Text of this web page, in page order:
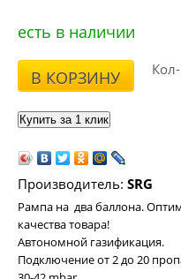
есть в наличии
В КОРЗИНУ
Производитель: SRG
Рампа на два баллона.
качества товара!
Автономной газификация.
Подключение от 2 до 20